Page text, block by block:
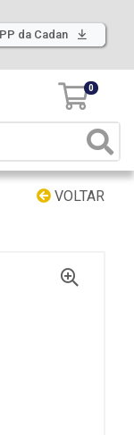
da Cadan
0
VOLTAR